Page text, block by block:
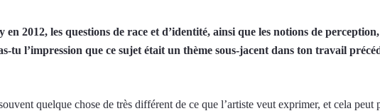
2012, les questions de race et d’identité, ainsi que les notions de
tu l’impression que ce sujet était un thème sous-jacent dans ton travail
quelque chose de très différent de ce que l’artiste veut exprimer, et cela peut